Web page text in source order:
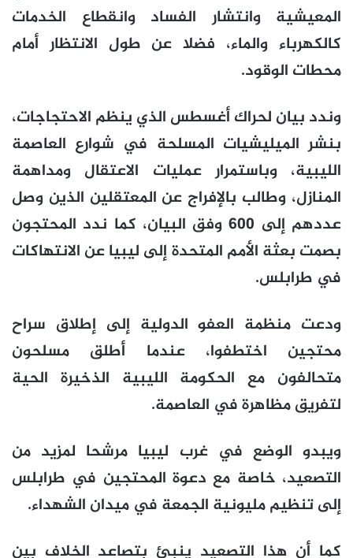
المعيشية وانتشار الفساد وانقطاع الخدمات
كالكهرباء والماء، فضلا عن طول الانتظار أمام
محطات الوقود.
وندد بيان لحراك أغسطس الذي ينظم الاحتجاجات،
بنشر الميليشيات المسلحة في شوارع العاصمة
الليبية، وباستمرار عمليات الاعتقال ومداهمة
المنازل، وطالب بالإفراج عن المعتقلين الذين وصل
عددهم إلى 600 وفق البيان، كما ندد المحتجون
بصمت بعثة الأمم المتحدة إلى ليبيا عن الانتهاكات
في طرابلس.
ودعت منظمة العفو الدولية إلى إطلاق سراح
محتجين اختطفوا، عندما أطلق مسلحون
متحالفون مع الحكومة الليبية الذخيرة الحية
لتفريق مظاهرة في العاصمة.
ويبدو الوضع في غرب ليبيا مرشحا لمزيد من
التصعيد، خاصة مع دعوة المحتجين في طرابلس
إلى تنظيم مليونية الجمعة في ميدان الشهداء.
كما أن هذا التصعيد ينبئ بتصاعد الخلاف بين